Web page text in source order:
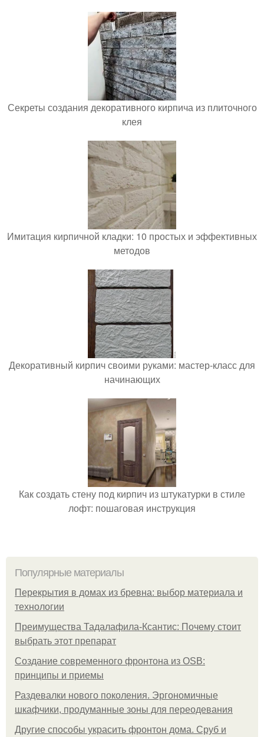
Секреты создания декоративного кирпича из плиточного
клея
Имитация кирпичной кладки: 10 простых и эффективных
методов
Декоративный кирпич своими руками: мастер-класс для
начинающих
Как создать стену под кирпич из штукатурки в стиле
лофт: пошаговая инструкция
Популярные материалы
Перекрытия в домах из бревна: выбор материала и
технологии
Преимущества Тадалафила-Ксантис: Почему стоит
выбрать этот препарат
Создание современного фронтона из OSB:
принципы и приемы
Раздевалки нового поколения. Эргономичные
шкафчики, продуманные зоны для переодевания
Другие способы украсить фронтон дома. Сруб и